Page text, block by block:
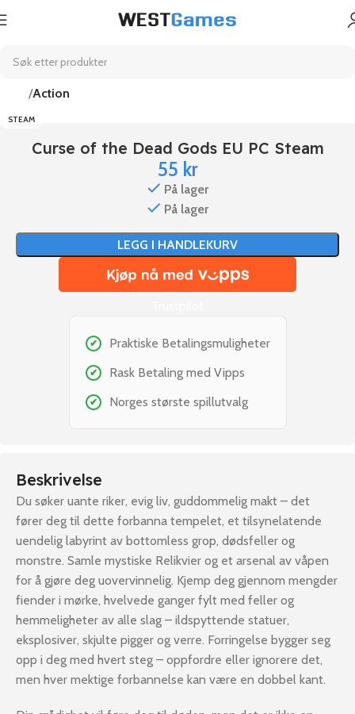
Action
STEAM
Curse of the Dead Gods EU PC Steam
55 kr
På lager
På lager
LEGG I HANDLEKURV
✔ Praktiske Betalingsmuligheter
✔ Rask Betaling med Vipps
✔ Norges største spillutvalg
Beskrivelse
Du søker uante riker, evig liv, guddommelig makt – det
fører deg til dette forbanna tempelet, et tilsynelatende
uendelig labyrint av bottomless grop, dødsfeller og
monstre. Samle mystiske Relikvier og et arsenal av våpen
for å gjøre deg uovervinnelig. Kjemp deg gjennom mengder
fiender i mørke, hvelvede ganger fylt med feller og
hemmeligheter av alle slag – ildspyttende statuer,
eksplosiver, skjulte pigger og verre. Forringelse bygger seg
opp i deg med hvert steg – oppfordre eller ignorere det,
men hver mektige forbannelse kan være en dobbel kant.